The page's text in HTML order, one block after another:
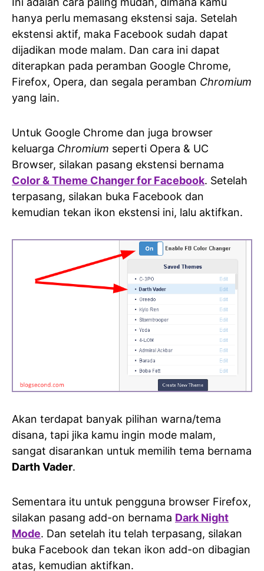
hanya perlu memasang ekstensi saja. Setelah
ekstensi aktif, maka Facebook sudah dapat
dijadikan mode malam. Dan cara ini dapat
diterapkan pada peramban Google Chrome,
Firefox, Opera, dan segala peramban Chromium
yang lain.
Untuk Google Chrome dan juga browser
keluarga Chromium seperti Opera & UC
Browser, silakan pasang ekstensi bernama
Color & Theme Changer for Facebook. Setelah
terpasang, silakan buka Facebook dan
kemudian tekan ikon ekstensi ini, lalu aktifkan.
Akan terdapat banyak pilihan warna/tema
disana, tapi jika kamu ingin mode malam,
sangat disarankan untuk memilih tema bernama
Darth Vader.
Sementara itu untuk pengguna browser Firefox,
silakan pasang add-on bernama Dark Night
Mode. Dan setelah itu telah terpasang, silakan
buka Facebook dan tekan ikon add-on dibagian
atas, kemudian aktifkan.